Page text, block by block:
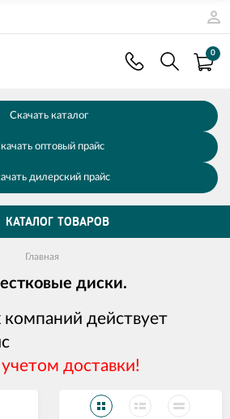
0
Скачать каталог
оптовый прайс
дилерский прайс
КАТАЛОГ ТОВАРОВ
Главная
диски.
действует
доставки!